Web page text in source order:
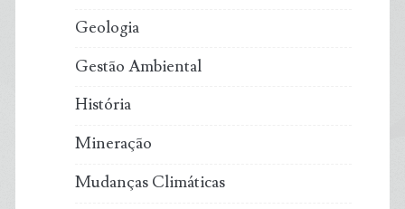
Geologia
Gestão Ambiental
História
Mineração
Mudanças Climáticas